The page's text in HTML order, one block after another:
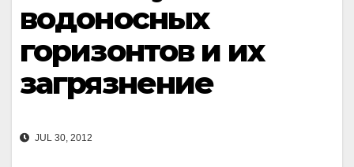
водоносных
горизонтов и их
загрязнение
JUL 30, 2012